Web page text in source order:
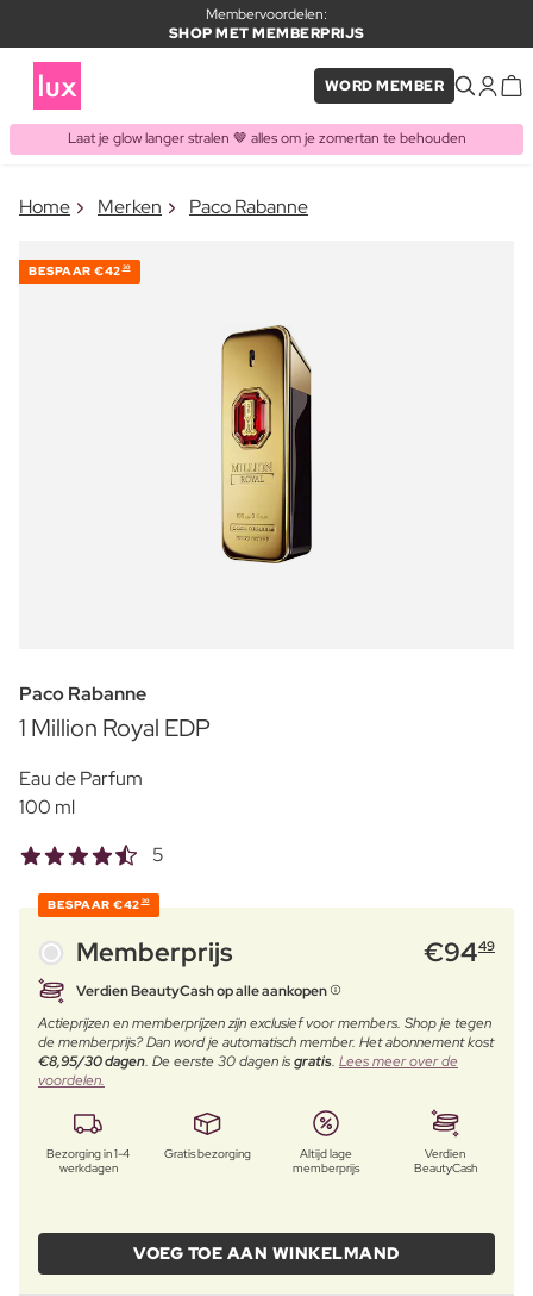
Membervoordelen:
SHOP MET MEMBERPRIJS
WORD MEMBER
Laat je glow langer stralen 🤎 alles om je zomertan te behouden
ITEM TOEGEVOEGD AAN
Home Merken Paco Rabanne
BESPAAR €42 30
Paco Rabanne
1 Million Royal EDP
Eau de Parfum
100 ml
5
BESPAAR €42 30
Memberprijs €9449
Verdien BeautyCash op alle aankopen
Actieprijzen en memberprijzen zijn exclusief voor members. Shop je tegen
de memberprijs? Dan word je automatisch member. Het abonnement kost
€8,95/30 dagen. De eerste 30 dagen isgratis. Lees meer over de
voordelen.
Bezorging in 1-4
werkdagen
Gratis bezorging
Altijd lage
memberprijs
Verdien
BeautyCash
VOEG TOE AAN WINKELMAND